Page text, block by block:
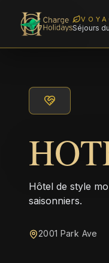
Séjours
Hôtel de style
saisonniers.
2001 Park Ave